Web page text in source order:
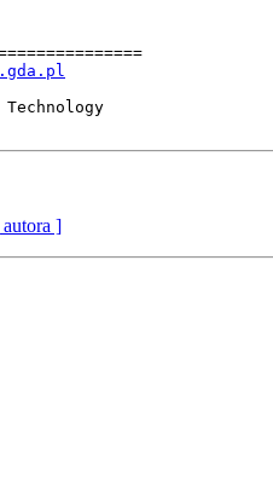
autora ]